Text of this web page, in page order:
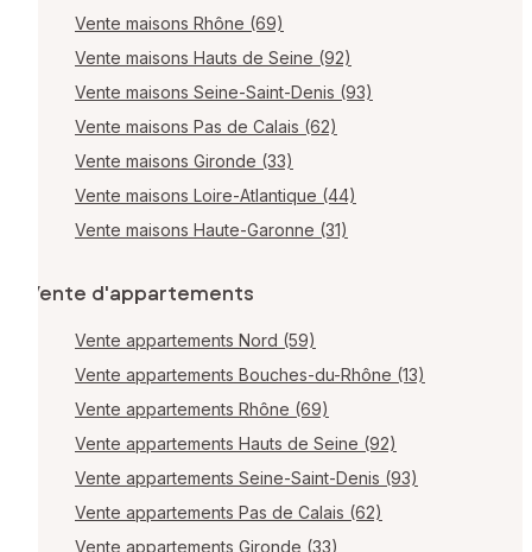
Vente maisons Rhône (69)
Vente maisons Hauts de Seine (92)
Vente maisons Seine-Saint-Denis (93)
Vente maisons Pas de Calais (62)
Vente maisons Gironde (33)
Vente maisons Loire-Atlantique (44)
Vente maisons Haute-Garonne (31)
Vente d'appartements
Vente appartements Nord (59)
Vente appartements Bouches-du-Rhône (13)
Vente appartements Rhône (69)
Vente appartements Hauts de Seine (92)
Vente appartements Seine-Saint-Denis (93)
Vente appartements Pas de Calais (62)
Vente appartements Gironde (33)